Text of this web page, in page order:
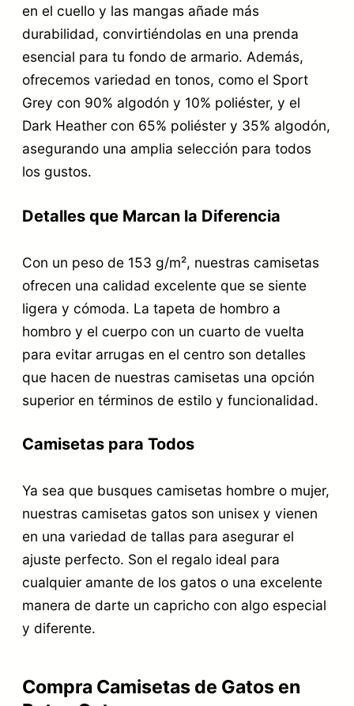
en el cuello y las mangas añade más
durabilidad, convirtiéndolas en una prenda
esencial para tu fondo de armario. Además,
ofrecemos variedad en tonos, como el Sport
Grey con 90% algodón y 10% poliéster, y el
Dark Heather con 65% poliéster y 35% algodón,
asegurando una amplia selección para todos
los gustos.
Detalles que Marcan la Diferencia
Con un peso de 153 g/m², nuestras camisetas
ofrecen una calidad excelente que se siente
ligera y cómoda. La tapeta de hombro a
hombro y el cuerpo con un cuarto de vuelta
para evitar arrugas en el centro son detalles
que hacen de nuestras camisetas una opción
superior en términos de estilo y funcionalidad.
Camisetas para Todos
Ya sea que busques camisetas hombre o mujer,
nuestras camisetas gatos son unisex y vienen
en una variedad de tallas para asegurar el
ajuste perfecto. Son el regalo ideal para
cualquier amante de los gatos o una excelente
manera de darte un capricho con algo especial
y diferente.
Compra Camisetas de Gatos en